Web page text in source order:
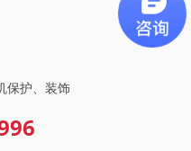
保护、装饰